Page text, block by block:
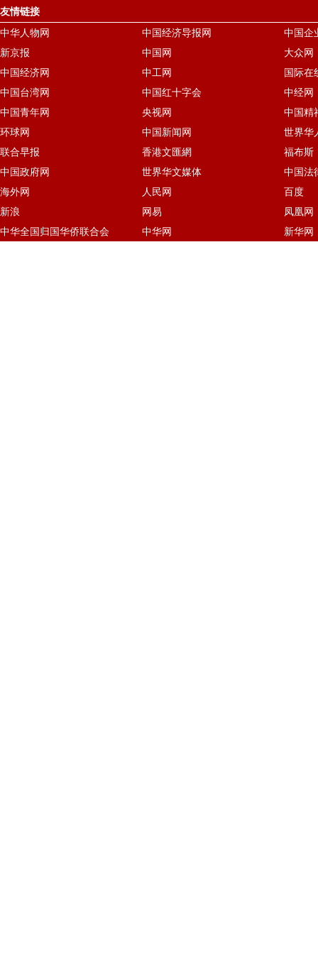
友情链接
中华人物网
中国经济导报网
中国企
新京报
中国网
大众网
中国经济网
中工网
国际在
中国台湾网
中国红十字会
中经网
中国青年网
央视网
中国精
环球网
中国新闻网
世界华
联合早报
香港文匯網
福布斯
中国政府网
世界华文媒体
中国法
海外网
人民网
百度
新浪
网易
凤凰网
中华全国归国华侨联合会
中华网 新华网